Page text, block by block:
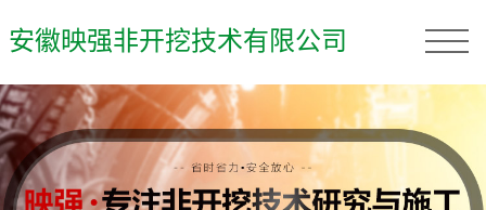
安徽映强非开挖技术有限公司